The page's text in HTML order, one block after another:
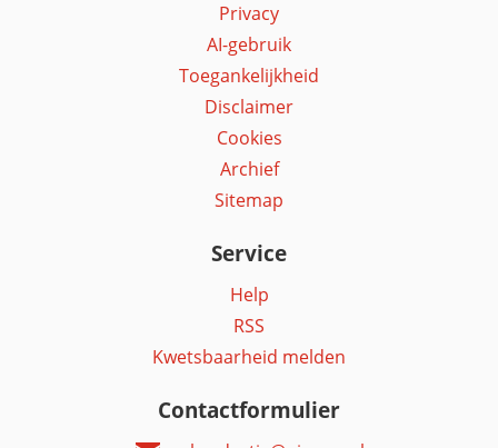
Privacy
AI-gebruik
Toegankelijkheid
Disclaimer
Cookies
Archief
Sitemap
Service
Help
RSS
Kwetsbaarheid melden
Contactformulier